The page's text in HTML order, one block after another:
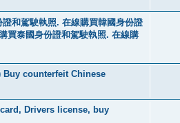
和駕駛執照. 在線購買韓國身份證
買泰國身份證和駕駛執照. 在線購
Buy counterfeit Chinese
Drivers license, buy